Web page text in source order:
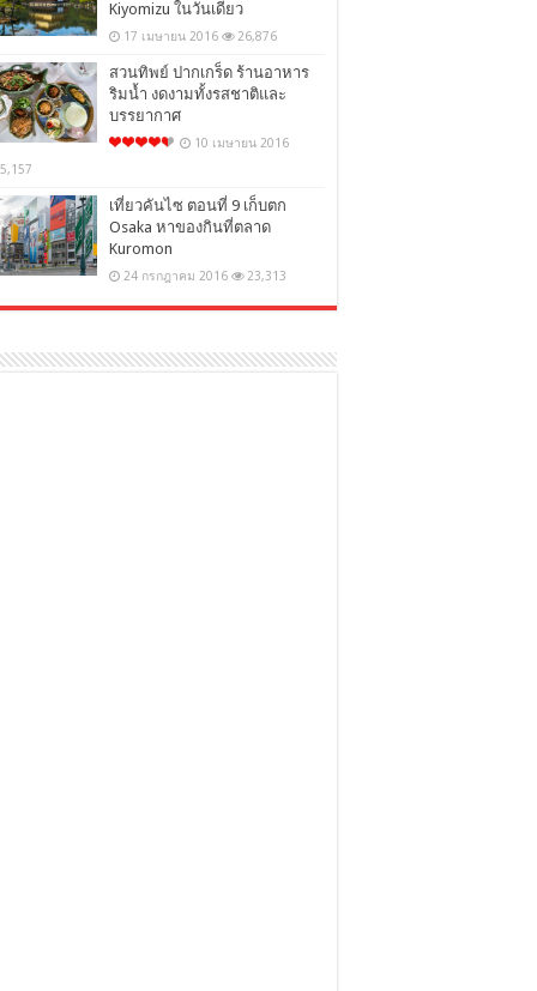
Kiyomizu ในวันเดียว
17 เมษายน 2016 26,876
สวนทิพย์ ปากเกร็ด ร้านอาหาร
ริมน้ำ งดงามทั้งรสชาติและ
บรรยากาศ
10 เมษายน 2016
เที่ยวคันไซ ตอนที่ 9 เก็บตก
Osaka หาของกินที่ตลาด
Kuromon
24 กรกฎาคม 2016 23,313